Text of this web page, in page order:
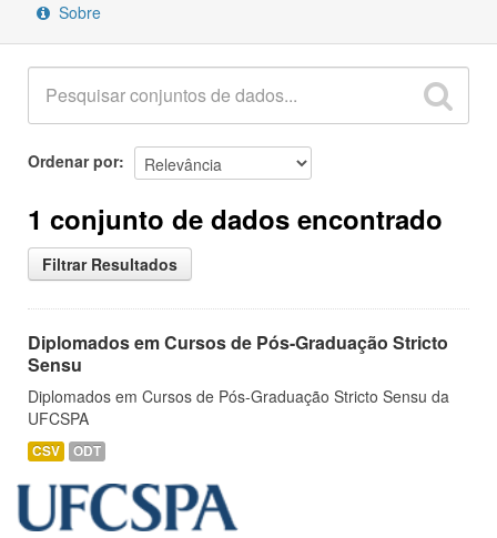
Sobre
Ordenar por
1 conjunto de dados encontrado
Filtrar Resultados
Diplomados em Cursos de Pós-Graduação Stricto
Sensu
Diplomados em Cursos de Pós-Graduação Stricto Sensu da
UFCSPA
CSV ODT